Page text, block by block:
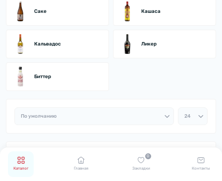
Каталог Главная Закладки
0
Контакты
Саке Кашаса
Кальвадос Ликер
Биттер